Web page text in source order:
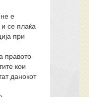
е
се плаќа
при
правото
кои
данокот